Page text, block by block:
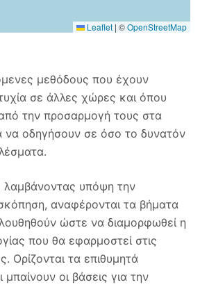
Leaflet | ©OpenStreetMap
μεθόδους που έχουν
σε άλλες χώρες και όπου
την προσαρμογή τους στα
να οδηγήσουν σε όσο το δυνατόν
λαμβάνοντας υπόψη την
αναφέρονται τα βήματα
ώστε να διαμορφωθεί η
που θα εφαρμοστεί στις
Ορίζονται τα επιθυμητά
μπαίνουν οι βάσεις για την